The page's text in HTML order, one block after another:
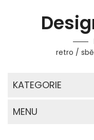
retro /
KATEGORIE
MENU